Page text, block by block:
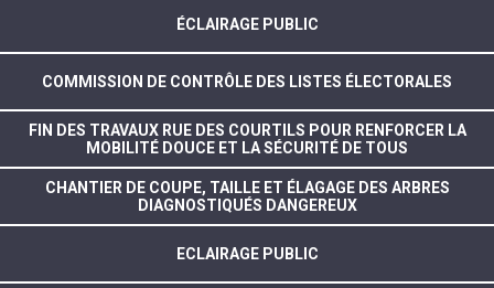
ÉCLAIRAGE PUBLIC
COMMISSION DE CONTRÔLE DES LISTES ÉLECTORALES
FIN DES TRAVAUX RUE DES COURTILS POUR RENFORCER LA
MOBILITÉ DOUCE ET LA SÉCURITÉ DE TOUS
CHANTIER DE COUPE, TAILLE ET ÉLAGAGE DES ARBRES
DIAGNOSTIQUÉS DANGEREUX
ECLAIRAGE PUBLIC